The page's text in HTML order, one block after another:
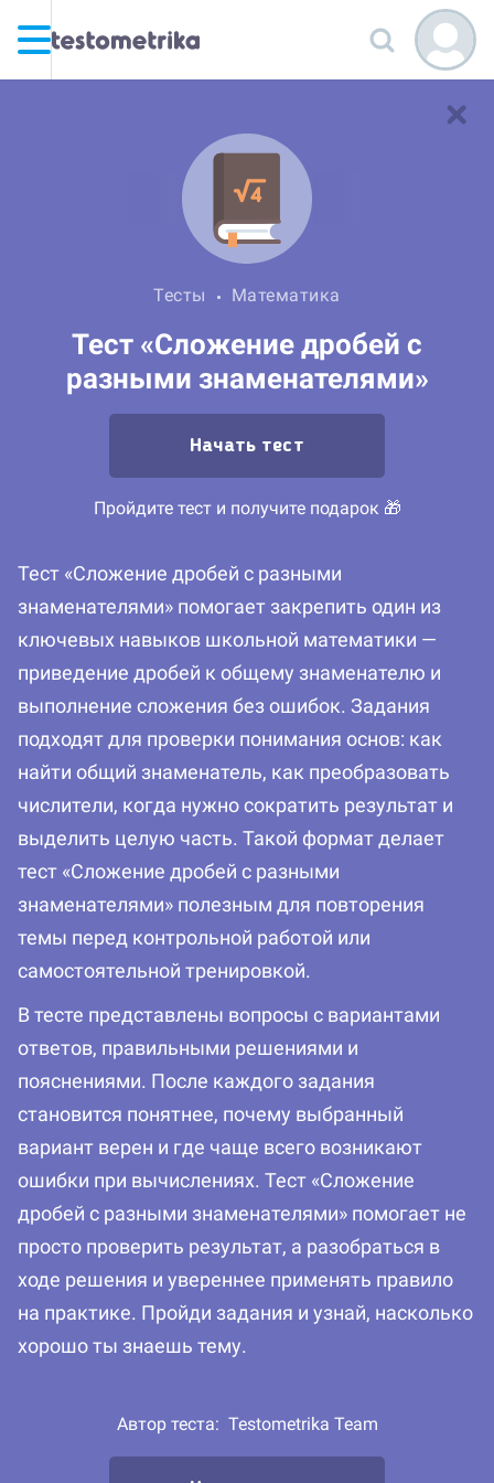
Тесты Математика
Тест «Сложение дробей с
разными знаменателями»
Начать тест
Пройдите тест и получите подарок 🎁
Тест «Сложение дробей с разными
знаменателями» помогает закрепить один из
ключевых навыков школьной математики —
приведение дробей к общему знаменателю и
выполнение сложения без ошибок. Задания
подходят для проверки понимания основ: как
найти общий знаменатель, как преобразовать
числители, когда нужно сократить результат и
выделить целую часть. Такой формат делает
тест «Сложение дробей с разными
знаменателями» полезным для повторения
темы перед контрольной работой или
самостоятельной тренировкой.
В тесте представлены вопросы с вариантами
ответов, правильными решениями и
пояснениями. После каждого задания
становится понятнее, почему выбранный
вариант верен и где чаще всего возникают
ошибки при вычислениях. Тест «Сложение
дробей с разными знаменателями» помогает не
просто проверить результат, а разобраться в
ходе решения и увереннее применять правило
на практике. Пройди задания и узнай, насколько
хорошо ты знаешь тему.
Автор теста: Testometrika Team